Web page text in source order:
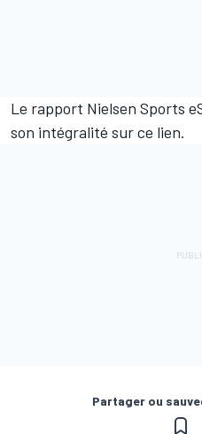
Le rapport Nielsen Sports
son intégralité sur ce lien.
Partager ou